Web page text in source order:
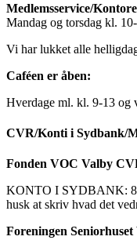
Medlemsservice/
Mandag og torsdag kl.
Vi har lukket alle
Caféen er åben:
Hverdage ml. kl. 9-13 og
CVR/Konti i Sydbank/
Fonden VOC Valby
KONTO I SYDBANK:
husk at skriv hvad det
Foreningen